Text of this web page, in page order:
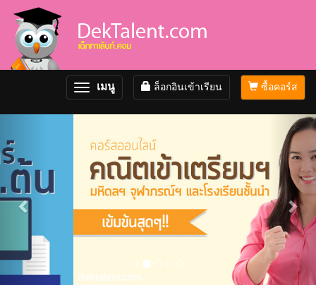
ซื้อคอร์ส
ล็อกอินเข้าเรียน
Toggle
navigation
เมนู